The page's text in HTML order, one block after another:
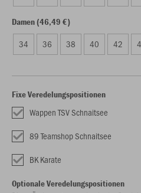
Damen (46,49 €)
34 36 38 40 42
Fixe Veredelungspositionen
Wappen TSV Schnaitsee
89 Teamshop Schnaitsee
BK Karate
Optionale Veredelungspositionen